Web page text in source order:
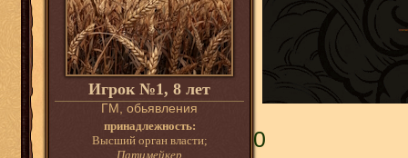
Игрок №1, 8 лет
ГМ, обьявления
принадлежность:
Высший орган власти;
Патимейкер
0